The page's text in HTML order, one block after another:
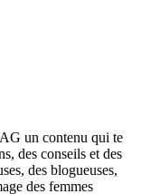
un contenu qui te
des conseils et des
des blogueuses,
des femmes